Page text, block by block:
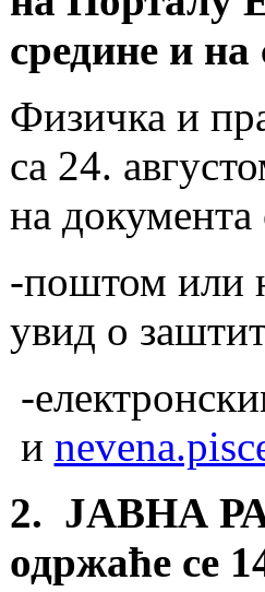
средине и на
Физичка и
са 24.
на
-поштом или
увид о
-
и
2. ЈАВНА
одржаће се